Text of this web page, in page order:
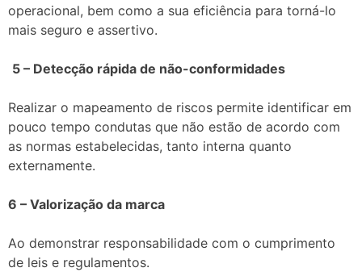
operacional, bem como a sua eficiência para torná-lo
mais seguro e assertivo.
5 – Detecção rápida de não-conformidades
Realizar o mapeamento de riscos permite identificar em
pouco tempo condutas que não estão de acordo com
as normas estabelecidas, tanto interna quanto
externamente.
6 – Valorização da marca
Ao demonstrar responsabilidade com o cumprimento
de leis e regulamentos.